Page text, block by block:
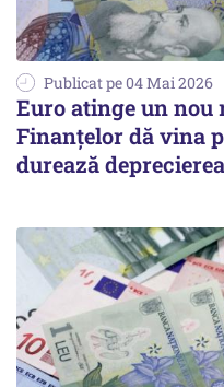
Publicat pe 04 Mai 2026
Euro atinge un
Finanţelor dă vina
durează